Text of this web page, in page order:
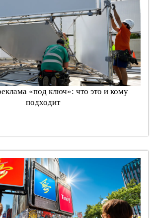
«под ключ»: что это и кому
подходит